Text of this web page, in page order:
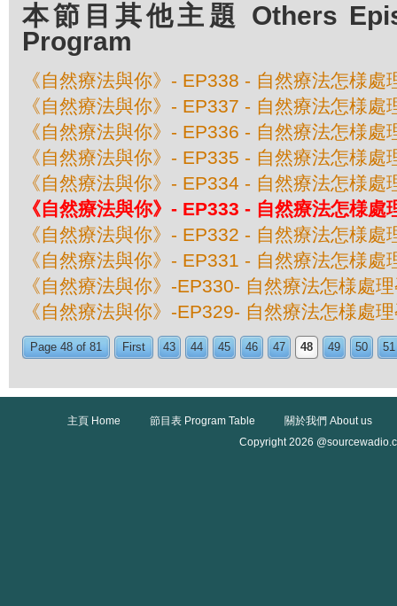
本節目其他主題 Others
Program
《自然療法與你》- EP338 - 自然療法怎様處
《自然療法與你》- EP337 - 自然療法怎様處
《自然療法與你》- EP336 - 自然療法怎様處
《自然療法與你》- EP335 - 自然療法怎様處
《自然療法與你》- EP334 - 自然療法怎様處
《自然療法與你》- EP333 - 自然療法怎様處
《自然療法與你》- EP332 - 自然療法怎様處
《自然療法與你》- EP331 - 自然療法怎様處
《自然療法與你》-EP330- 自然療法怎様處
《自然療法與你》-EP329- 自然療法怎様處
Page 48 of 81 First 43 44 45 46 47 48 49 50 51
主頁 Home 節目表 Program Table
關於我們 About us
Copyright 2026